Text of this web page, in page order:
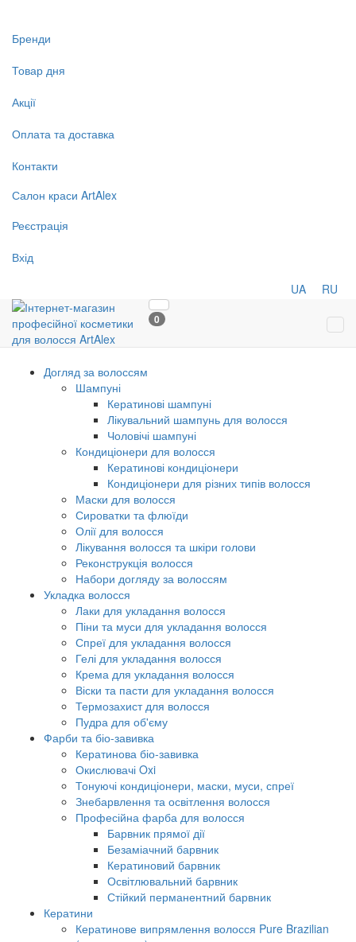
Бренди
Товар дня
Акції
Оплата та доставка
Контакти
Салон краси ArtAlex
Реєстрація
Вхід
UA RU
0
Догляд за волоссям
Шампуні
Кератинові шампуні
Лікувальний шампунь для волосся
Чоловічі шампуні
Кондиціонери для волосся
Кератинові кондиціонери
Кондиціонери для різних типів волосся
Маски для волосся
Сироватки та флюїди
Олії для волосся
Лікування волосся та шкіри голови
Реконструкція волосся
Набори догляду за волоссям
Укладка волосся
Лаки для укладання волосся
Піни та муси для укладання волосся
Спреї для укладання волосся
Гелі для укладання волосся
Крема для укладання волосся
Віски та пасти для укладання волосся
Термозахист для волосся
Пудра для об'єму
Фарби та біо-завивка
Кератинова біо-завивка
Окислювачі Oxi
Тонуючі кондиціонери, маски, муси, спреї
Знебарвлення та освітлення волосся
Професійна фарба для волосся
Барвник прямої дії
Безаміачний барвник
Кератиновий барвник
Освітлювальний барвник
Стійкий перманентний барвник
Кератини
Кератинове випрямлення волосся Pure Brazilian